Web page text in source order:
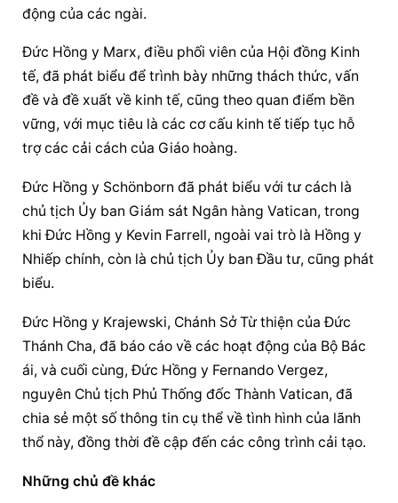
động của các ngài.
Đức Hồng y Marx, điều phối viên của Hội đồng Kinh
tế, đã phát biểu để trình bày những thách thức, vấn
đề và đề xuất về kinh tế, cũng theo quan điểm bền
vững, với mục tiêu là các cơ cấu kinh tế tiếp tục hỗ
trợ các cải cách của Giáo hoàng.
Đức Hồng y Schönborn đã phát biểu với tư cách là
chủ tịch Ủy ban Giám sát Ngân hàng Vatican, trong
khi Đức Hồng y Kevin Farrell, ngoài vai trò là Hồng y
Nhiếp chính, còn là chủ tịch Ủy ban Đầu tư, cũng phát
biểu.
Đức Hồng y Krajewski, Chánh Sở Từ thiện của Đức
Thánh Cha, đã báo cáo về các hoạt động của Bộ Bác
ái, và cuối cùng, Đức Hồng y Fernando Vergez,
nguyên Chủ tịch Phủ Thống đốc Thành Vatican, đã
chia sẻ một số thông tin cụ thể về tình hình của lãnh
thổ này, đồng thời đề cập đến các công trình cải tạo.
Những chủ đề khác